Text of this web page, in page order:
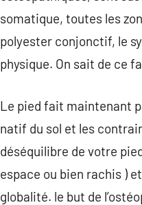
somatique, toutes les
polyester conjonctif, le
physique. On sait de ce
Le pied fait maintenant
natif du sol et les
déséquilibre de votre
espace ou bien rachis )
globalité. le but de